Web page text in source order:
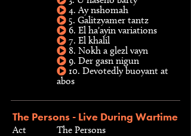
4. Ay nshomah
5. Galitzyamer tantz
6. El ha'ayin variations
7. El khalil
8. Nokh a glezl vayn
9. Der gasn nigun
10. Devotedly buoyant at
abos
The Persons - Live During Wartime
Act
The Persons